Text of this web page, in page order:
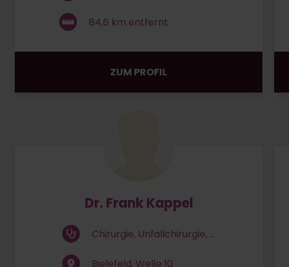
84,6 km entfernt
ZUM PROFIL
Dr. Frank Kappel
Chirurgie, Unfallchirurgie, ...
Bielefeld, Welle 10